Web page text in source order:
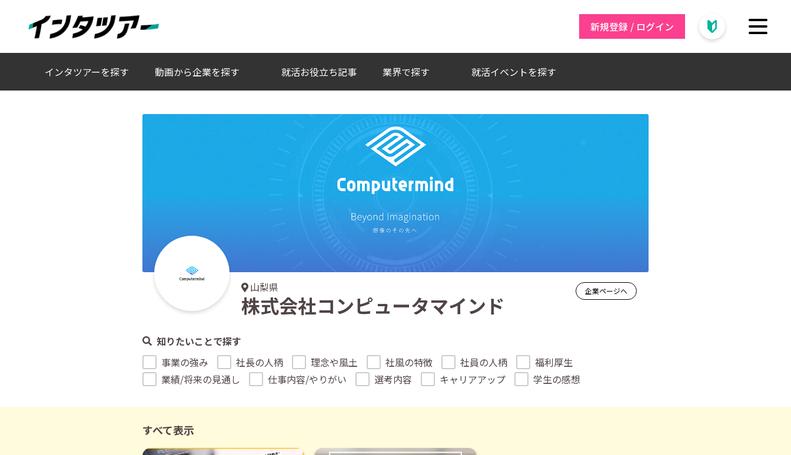
人事キャラクターAIチャットと動画で、これまでにない企業との出会いを。
新規登録 / ログイン
インタツアーを探す 動画から企業を探す 就活お役立ち記事 業界で探す 就活イベントを探す
山梨県
株式会社コンピュータマインド
企業ページへ
知りたいことで探す
事業の強み
社長の人柄 理念や風土 社風の特徴 社員の人柄
福利厚生
業績/将来の見通し
仕事内容/やりがい 選考内容 キャリアアップ 学生の感想
すべて表示